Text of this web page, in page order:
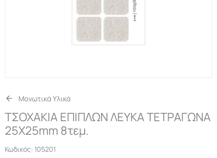
Μονωτικά Υλικά
ΤΣΟΧΑΚΙΑ ΕΠΙΠΛΩΝ ΛΕΥΚΑ ΤΕΤΡΑΓΩΝΑ
25Χ25mm 8τεμ.
Κωδικός: 105201